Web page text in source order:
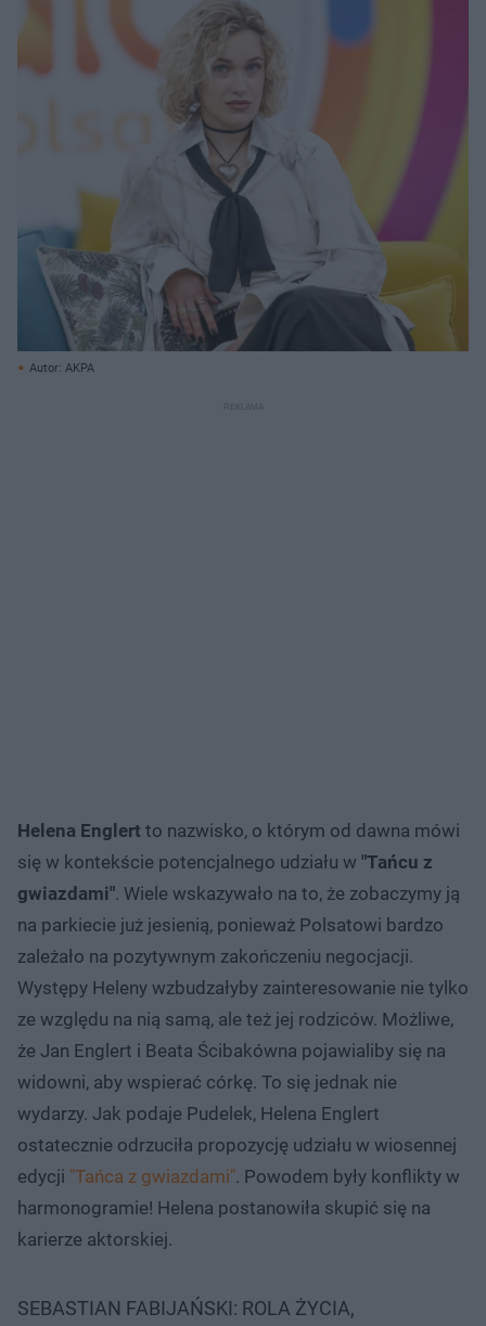
Autor: AKPA
Helena Englert to nazwisko, o którym od dawna mówi
się w kontekście potencjalnego udziału w "Tańcu z
gwiazdami". Wiele wskazywało na to, że zobaczymy ją
na parkiecie już jesienią, ponieważ Polsatowi bardzo
zależało na pozytywnym zakończeniu negocjacji.
Występy Heleny wzbudzałyby zainteresowanie nie tylko
ze względu na nią samą, ale też jej rodziców. Możliwe,
że Jan Englert i Beata Ścibakówna pojawialiby się na
widowni, aby wspierać córkę. To się jednak nie
wydarzy. Jak podaje Pudelek, Helena Englert
ostatecznie odrzuciła propozycję udziału w wiosennej
edycji "Tańca z gwiazdami". Powodem były konflikty w
harmonogramie! Helena postanowiła skupić się na
karierze aktorskiej.
SEBASTIAN FABIJAŃSKI: ROLA ŻYCIA,